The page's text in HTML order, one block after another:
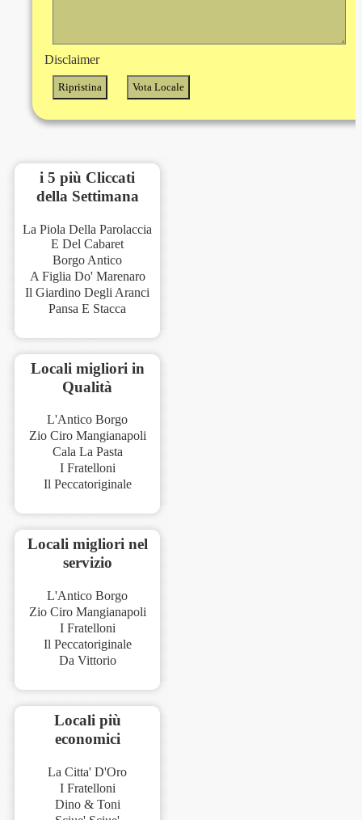
Disclaimer
i 5 più Cliccati
della Settimana
La Piola Della Parolaccia
E Del Cabaret
Borgo Antico
A Figlia Do' Marenaro
Il Giardino Degli Aranci
Pansa E Stacca
Locali migliori in
Qualità
L'Antico Borgo
Zio Ciro Mangianapoli
Cala La Pasta
I Fratelloni
Il Peccatoriginale
Locali migliori nel
servizio
L'Antico Borgo
Zio Ciro Mangianapoli
I Fratelloni
Il Peccatoriginale
Da Vittorio
Locali più
economici
La Citta' D'Oro
I Fratelloni
Dino & Toni